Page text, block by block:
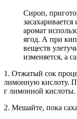
Сироп,
аромат
ягод. А при
веществ
изменяется, а
1. Отжатый сок
лимонную кислоту.
г лимонной кислоты.
2. Мешайте, пока